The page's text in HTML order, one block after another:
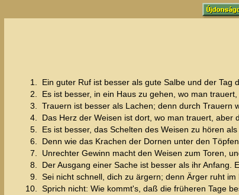
1.
Ein guter Ruf ist besser als gute Salbe und der Tag
2.
Es ist besser, in ein Haus zu gehen, wo man
3.
Trauern ist besser als Lachen; denn durch Trauern
4.
Das Herz der Weisen ist dort, wo man trauert, aber
5.
Es ist besser, das Schelten des Weisen zu hören
6.
Denn wie das Krachen der Dornen unter den
7.
Unrechter Gewinn macht den Weisen zum Toren,
8.
Der Ausgang einer Sache ist besser als ihr Anfang.
9.
Sei nicht schnell, dich zu ärgern; denn Ärger ruht im
10.
Sprich nicht: Wie kommt's, daß die früheren Tage